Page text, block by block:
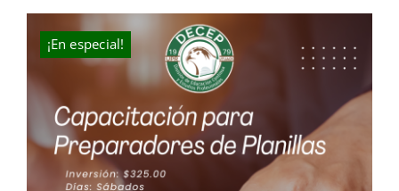
was:
$200.00.
is:
¡En especial!